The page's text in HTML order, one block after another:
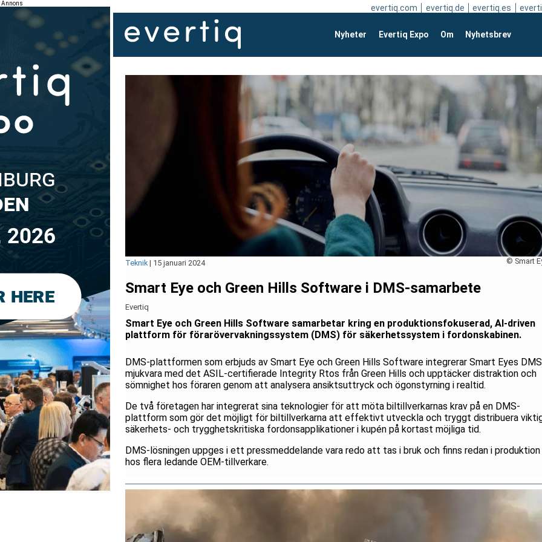
Annons evertiq.com evertiq.de evertiq.es
Nyheter Evertiq Expo Om Nyhetsbrev
© Smart
Teknik | 15 januari 2024
Smart Eye och Green Hills Software i DMS-samarbete
Evertiq
Smart Eye och Green Hills Software samarbetar kring en produktionsfokuserad, AI-driven
plattform för förarövervakningssystem (DMS) för säkerhetssystem i fordonskabinen.
DMS-plattformen som erbjuds av Smart Eye och Green Hills Software integrerar Smart Eyes
mjukvara med det ASIL-certifierade Integrity Rtos från Green Hills och upptäcker distraktion och
sömnighet hos föraren genom att analysera ansiktsuttryck och ögonstyrning i realtid.
De två företagen har integrerat sina teknologier för att möta biltillverkarnas krav på en DMS-
plattform som gör det möjligt för biltillverkarna att effektivt utveckla och tryggt distribuera
säkerhets- och trygghetskritiska fordonsapplikationer i kupén på kortast möjliga tid.
DMS-lösningen uppges i ett pressmeddelande vara redo att tas i bruk och finns redan i produktion
hos flera ledande OEM-tillverkare.